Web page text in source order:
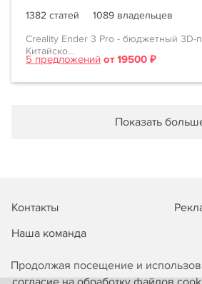
Продолжая посещение и
1382 статей
1089 владельцев
Creality Ender 3 Pro - бюджетный 3D-
Китайско...
5 предложений от 19500 ₽
Показать
Контакты
Наша команда